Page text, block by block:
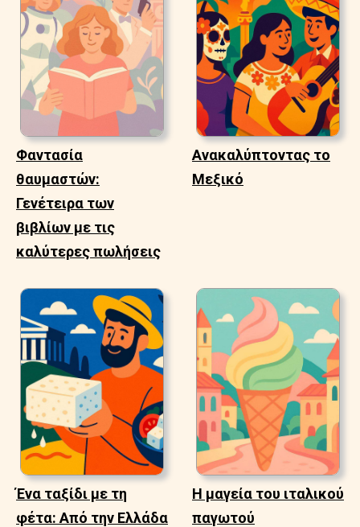
Φαντασία
θαυμαστών:
Γενέτειρα των
βιβλίων με τις
καλύτερες πωλήσεις
Ανακαλύπτοντας το
Μεξικό
Ένα ταξίδι με τη
φέτα: Από την Ελλάδα
Η μαγεία του ιταλικού
παγωτού